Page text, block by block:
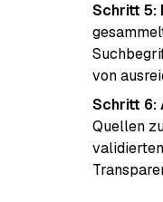
Schritt 5:
von
Schritt 6:
Quellen